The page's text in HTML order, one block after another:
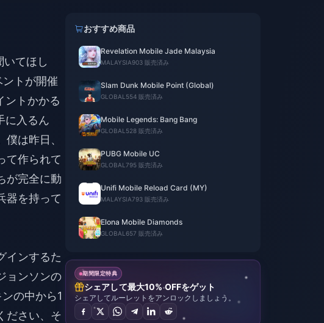
てほし
トが開催
ントかかる
に入るん
は昨日、
て作られて
が完全に動
器を持って
インするた
ョンソンの
の中から1
ださい、そ
おすすめ商品
Revelation Mobile Jade Malaysia
MALAYSIA903 販売済み
Slam Dunk Mobile Point (Global)
GLOBAL 554 販売済み
Mobile Legends: Bang Bang
GLOBAL 528 販売済み
PUBG Mobile UC
GLOBAL 795 販売済み
Unifi Mobile Reload Card (MY)
MALAYSIA793 販売済み
Elona Mobile Diamonds
GLOBAL 657 販売済み
期間限定特典
シェアして最大10% OFFをゲット
シェアしてルーレットをアンロックしましょう。